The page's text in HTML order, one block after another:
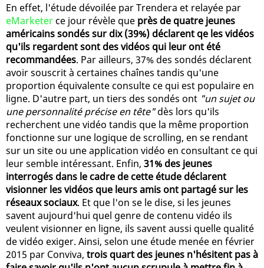
En effet, l'étude dévoilée par Trendera et relayée par
eMarketerce jour révèle que près de quatre jeunes
américains sondés sur dix (39%) déclarent qe les vidéos
qu'ils regardent sont des vidéos qui leur ont été
recommandées. Par ailleurs, 37% des sondés déclarent
avoir souscrit à certaines chaînes tandis qu'une
proportion équivalente consulte ce qui est populaire en
ligne. D'autre part, un tiers des sondés ont "un sujet ou
une personnalité précise en tête"dès lors qu'ils
recherchent une vidéo tandis que la même proportion
fonctionne sur une logique de scrolling, en se rendant
sur un site ou une application vidéo en consultant ce qui
leur semble intéressant. Enfin, 31% des jeunes
interrogés dans le cadre de cette étude déclarent
visionner les vidéos que leurs amis ont partagé sur les
réseaux sociaux. Et que l'on se le dise, si les jeunes
savent aujourd'hui quel genre de contenu vidéo ils
veulent visionner en ligne, ils savent aussi quelle qualité
de vidéo exiger. Ainsi, selon une étude menée en février
2015 par Conviva, trois quart des jeunes n'hésitent pas à